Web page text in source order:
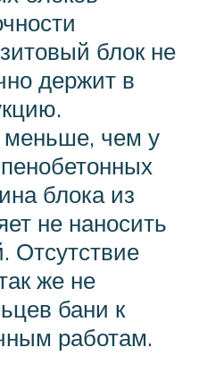
блок не
держит в
меньше, чем у
блока из
не наносить
Отсутствие
же не
бани к
работам.